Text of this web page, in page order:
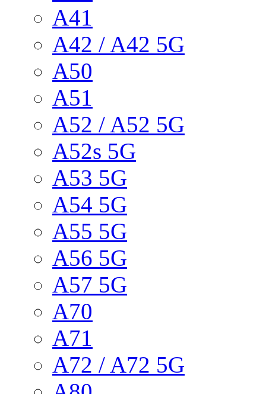
A41
A42 / A42 5G
A50
A51
A52 / A52 5G
A52s 5G
A53 5G
A54 5G
A55 5G
A56 5G
A57 5G
A70
A71
A72 / A72 5G